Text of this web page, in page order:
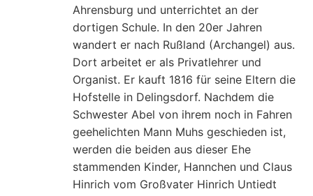
Ahrensburg und unterrichtet an der
dortigen Schule. In den 20er Jahren
wandert er nach Rußland (Archangel) aus.
Dort arbeitet er als Privatlehrer und
Organist. Er kauft 1816 für seine Eltern die
Hofstelle in Delingsdorf. Nachdem die
Schwester Abel von ihrem noch in Fahren
geehelichten Mann Muhs geschieden ist,
werden die beiden aus dieser Ehe
stammenden Kinder, Hannchen und Claus
Hinrich vom Großvater Hinrich Untiedt